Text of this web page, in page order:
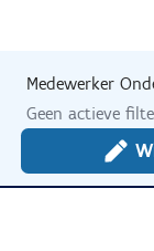
Medewerker
Geen actieve